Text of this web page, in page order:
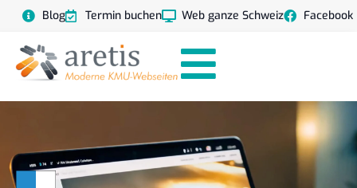
Blog Termin buchen Web ganze Schweiz Facebook